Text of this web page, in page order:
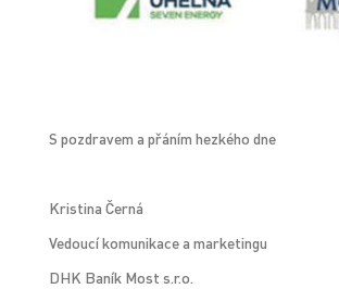
S pozdravem a přáním hezkého dne
Kristina Černá
Vedoucí komunikace a marketingu
DHK Baník Most s.r.o.